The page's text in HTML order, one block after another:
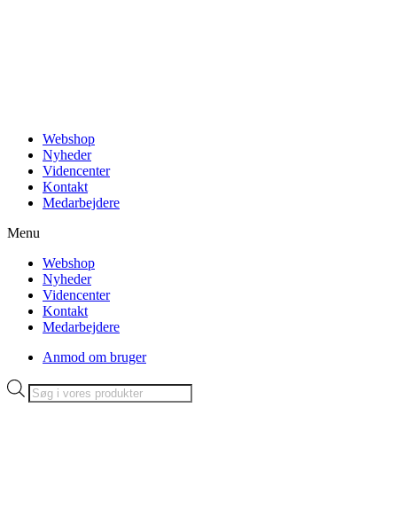
Webshop
Nyheder
Videncenter
Kontakt
Medarbejdere
Menu
Webshop
Nyheder
Videncenter
Kontakt
Medarbejdere
Anmod om bruger
Products
search